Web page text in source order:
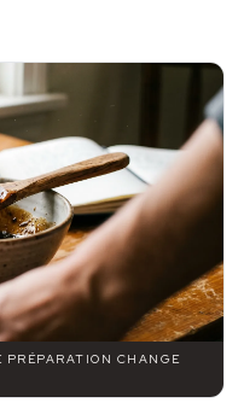
PRÉPARATION CHANGE